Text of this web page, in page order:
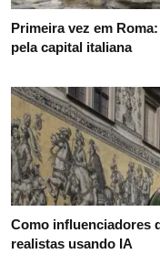
Primeira vez em
pela capital italiana
Como influenciadores
realistas usando IA